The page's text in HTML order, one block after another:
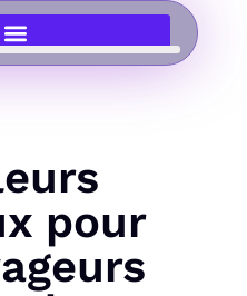
pour